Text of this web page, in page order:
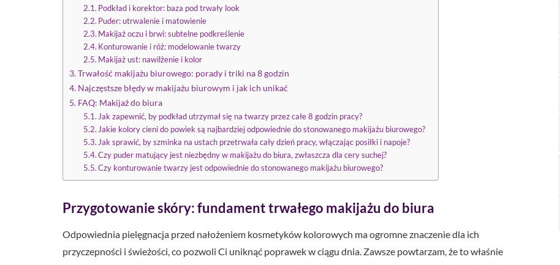
Podkład i korektor: baza pod trwały look
Puder: utrwalenie i matowienie
Makijaż oczu i brwi: subtelne podkreślenie
Konturowanie i róż: modelowanie twarzy
Makijaż ust: nawilżenie i kolor
Trwałość makijażu biurowego: porady i triki na 8 godzin
Najczęstsze błędy w makijażu biurowym i jak ich unikać
FAQ: Makijaż do biura
Jak zapewnić, by podkład utrzymał się na twarzy przez całe 8 godzin pracy?
Jakie kolory cieni do powiek są najbardziej odpowiednie do stonowanego makijażu biurowego?
Jak sprawić, by szminka na ustach przetrwała cały dzień pracy, włączając posiłki i napoje?
Czy puder matujący jest niezbędny w makijażu do biura, zwłaszcza dla cery suchej?
Czy konturowanie twarzy jest odpowiednie do stonowanego makijażu biurowego?
Przygotowanie skóry: fundament trwałego makijażu do biura
Odpowiednia pielęgnacja przed nałożeniem kosmetyków kolorowych ma ogromne znaczenie dla ich
przyczepności i świeżości, co pozwoli Ci uniknąć poprawek w ciągu dnia. Zawsze powtarzam, że to właśnie